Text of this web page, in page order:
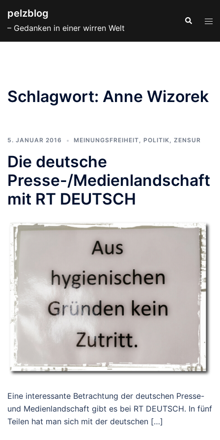
Inhalt
springen
pelzblog
– Gedanken in einer wirren Welt
Suche
Schlagwort: Anne Wizorek
5. JANUAR 2016 MEINUNGSFREIHEIT, POLITIK, ZENSUR
Die deutsche
Presse-/Medienlandschaft
mit RT DEUTSCH
Eine interessante Betrachtung der deutschen Presse-
und Medienlandschaft gibt es bei RT DEUTSCH. In fünf
Teilen hat man sich mit der deutschen […]